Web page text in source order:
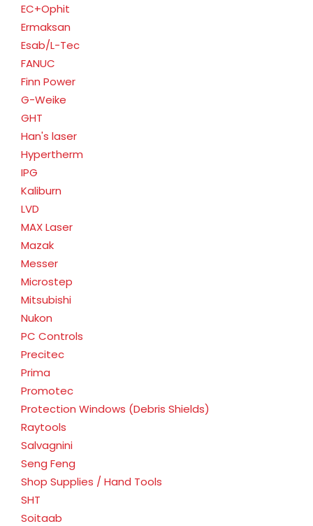
EC+Ophit
Ermaksan
Esab/L-Tec
FANUC
Finn Power
G-Weike
GHT
Han's laser
Hypertherm
IPG
Kaliburn
LVD
MAX Laser
Mazak
Messer
Microstep
Mitsubishi
Nukon
PC Controls
Precitec
Prima
Promotec
Protection Windows (Debris Shields)
Raytools
Salvagnini
Seng Feng
Shop Supplies / Hand Tools
SHT
Soitaab